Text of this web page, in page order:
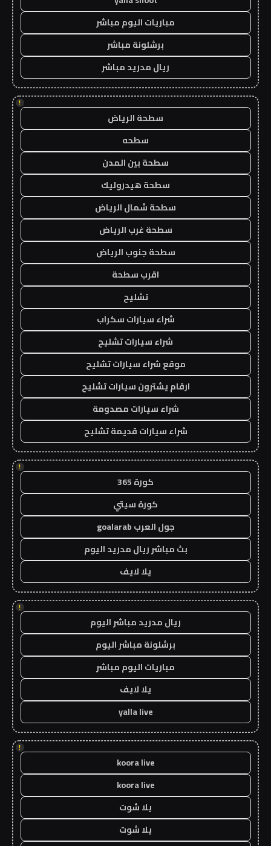
مباريات اليوم مباشر
برشلونة مباشر
ريال مدريد مباشر
!
سطحة الرياض
سطحه
سطحة بين المدن
سطحة هيدروليك
سطحة شمال الرياض
سطحة غرب الرياض
سطحة جنوب الرياض
اقرب سطحة
تشليح
شراء سيارات سكراب
شراء سيارات تشليح
موقع شراء سيارات تشليح
ارقام يشترون سيارات تشليح
شراء سيارات مصدومة
شراء سيارات قديمة تشليح
!
كورة 365
كورة سيتي
جول العرب goalarab
بث مباشر ريال مدريد اليوم
يلا لايف
!
ريال مدريد مباشر اليوم
برشلونة مباشر اليوم
مباريات اليوم مباشر
يلا لايف
yalla live
!
koora live
koora live
يلا شوت
يلا شوت